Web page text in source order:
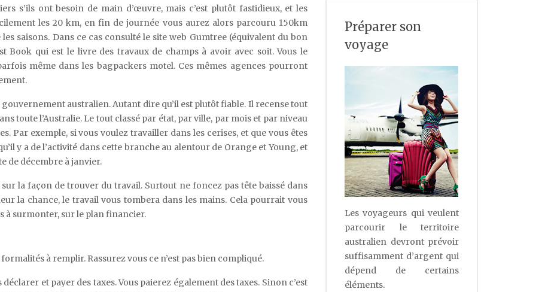
s’ils ont besoin de main d’œuvre, mais c’est plutôt fastidieux, et les
les 20 km, en fin de journée vous aurez alors parcouru 150km
saisons. Dans ce cas consulté le site web Gumtree (équivalent du bon
Book qui est le livre des travaux de champs à avoir avec soit. Vous le
même dans les bagpackers motel. Ces mêmes agences pourront
australien. Autant dire qu’il est plutôt fiable. Il recense tout
toute l’Australie. Le tout classé par état, par ville, par mois et par niveau
Par exemple, si vous voulez travailler dans les cerises, et que vous êtes
y a de l’activité dans cette branche au alentour de Orange et Young, et
de décembre à janvier.
la façon de trouver du travail. Surtout ne foncez pas tête baissé dans
la chance, le travail vous tombera dans les mains. Cela pourrait vous
à surmonter, sur le plan financier.
à remplir. Rassurez vous ce n’est pas bien compliqué.
et payer des taxes. Vous paierez également des taxes. Sinon c’est
Préparer son
voyage
Les voyageurs qui veulent
parcourir le territoire
australien devront prévoir
suffisamment d’argent qui
dépend de certains
éléments.